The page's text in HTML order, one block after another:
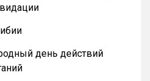
день действий